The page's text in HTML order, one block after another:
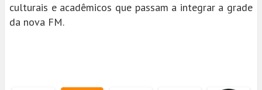
culturais e acadêmicos que passam a integrar a grade
da nova FM.